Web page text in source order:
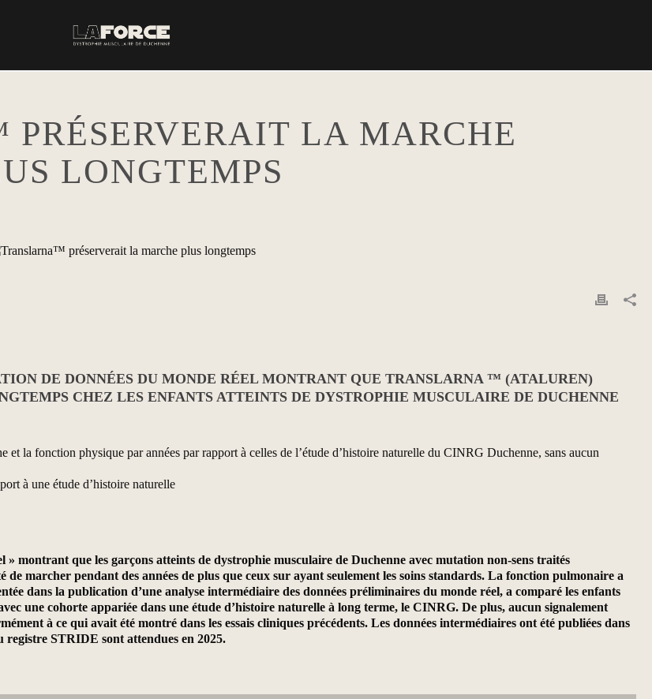
LA MARCHE
LONGTEMPS
DE DONNÉES DU MONDE RÉEL MONTRANT QUE TRANSLARNA ™ (ATALUREN)
CHEZ LES ENFANTS ATTEINTS DE DYSTROPHIE MUSCULAIRE DE DUCHENNE
la fonction physique par années par rapport à celles de l’étude d’histoire naturelle du CINRG Duchenne, sans aucun
à une étude d’histoire naturelle
montrant que les garçons atteints de dystrophie musculaire de Duchenne avec mutation non-sens traités
marcher pendant des années de plus que ceux sur ayant seulement les soins standards. La fonction pulmonaire a
dans la publication d’une analyse intermédiaire des données préliminaires du monde réel, a comparé les enfants
une cohorte appariée dans une étude d’histoire naturelle à long terme, le CINRG. De plus, aucun signalement
à ce qui avait été montré dans les essais cliniques précédents. Les données intermédiaires ont été publiées dans
registre STRIDE sont attendues en 2025.